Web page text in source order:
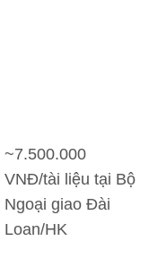
~7.500.000
VNĐ/tài liệu tại Bộ
Ngoại giao Đài
Loan/HK